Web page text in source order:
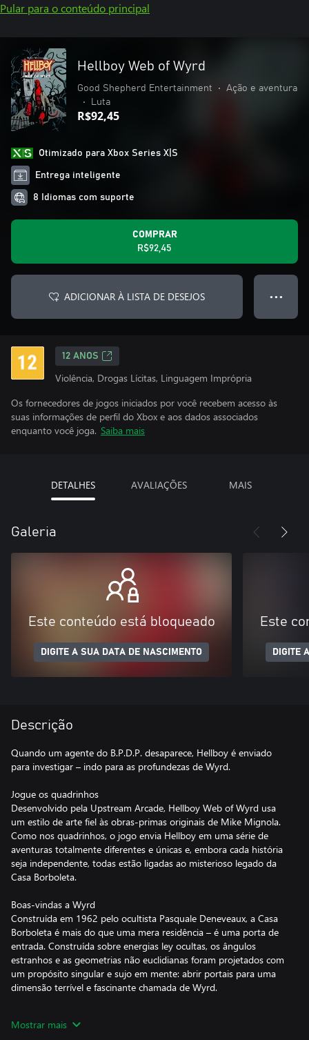
Pular para o conteúdo principal
Hellboy Web of Wyrd
Good Shepherd Entertainment •
Ação e aventura
•
Luta
R$92,45
Otimizado para Xbox Series X|S
Entrega inteligente
8 Idiomas com suporte
COMPRAR
R$92,45
ADICIONAR À LISTA DE DESEJOS ● ● ●
12 ANOS
Violência, Drogas Lícitas, Linguagem Imprópria
Os fornecedores de jogos iniciados por você recebem acesso às
suas informações de perfil do Xbox e aos dados associados
enquanto você joga. Saiba mais
DETALHES AVALIAÇÕES MAIS
Galeria
Este conteúdo está bloqueado
DIGITE A SUA DATA DE NASCIMENTO
Este
DIGITE
Descrição
Quando um agente do B.P.D.P. desaparece, Hellboy é enviado
para investigar – indo para as profundezas de Wyrd.
Jogue os quadrinhos
Desenvolvido pela Upstream Arcade, Hellboy Web of Wyrd usa
um estilo de arte fiel às obras-primas originais de Mike Mignola.
Como nos quadrinhos, o jogo envia Hellboy em uma série de
aventuras totalmente diferentes e únicas e, embora cada história
seja independente, todas estão ligadas ao misterioso legado da
Casa Borboleta.
Boas-vindas a Wyrd
Construída em 1962 pelo ocultista Pasquale Deneveaux, a Casa
Borboleta é mais do que uma mera residência – é uma porta de
entrada. Construída sobre energias ley ocultas, os ângulos
estranhos e as geometrias não euclidianas foram projetados com
um propósito singular e sujo em mente: abrir portais para uma
dimensão terrível e fascinante chamada de Wyrd.
Saia na mão (ou no casco) com um zoológico de criaturas
Mostrar mais